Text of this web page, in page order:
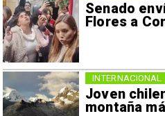
Senado
Flores a
Joven
montaña
INTERNACIONAL